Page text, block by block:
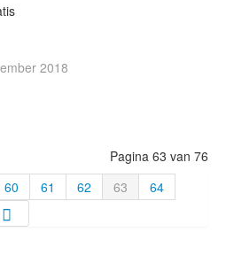
2018
Pagina 63 van 76
60 61 62 63
64